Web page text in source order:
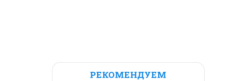
РЕКОМЕНДУЕМ